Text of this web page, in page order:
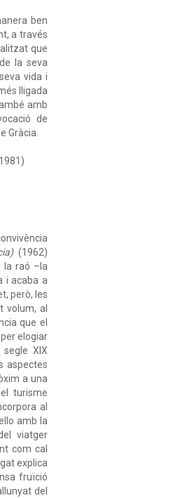
ben
a través
que
la seva
vida i
lligada
amb
de
Gràcia.
(1962)
la raó –la
i acaba a
però, les
volum, al
que el
elogiar
XIX
aspectes
a una
turisme
al
amb la
viatger
com cal
explica
fruïció
del